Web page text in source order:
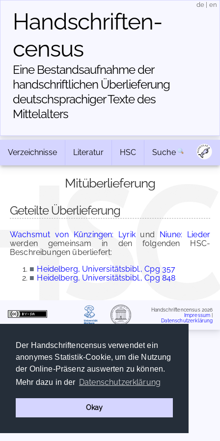
Der Handschriftencensus verwendet ein
anonymes Statistik-Cookie, um die Nutzung
der Online-Präsenz auswerten zu können.
Mehr dazu in der Datenschutzerklärung
Okay
Handschriften­
census
Eine Bestandsaufnahme der
handschriftlichen Über­lieferung
deutschsprachiger Texte des
Mittelalters
de en
Verzeichnisse Literatur HSC Suche
Mitüberlieferung
Geteilte Überlieferung
Wachsmut von Künzingen: Lyrikund Niune: Lieder
werden gemeinsam in den folgenden HSC-
Beschreibungen überliefert:
■ Heidelberg, Universitätsbibl., Cpg 357
■ Heidelberg, Universitätsbibl., Cpg 848
Handschriftencensus 2026
Impressum
Datenschutzerklärung